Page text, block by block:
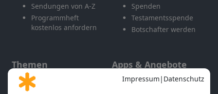
Sendungen von A-Z
Programmheft
kostenlos anfordern
Spenden
Testamentsspende
Botschafter werden
Themen
Gott und Bibel erklärt
Apps & Angebote